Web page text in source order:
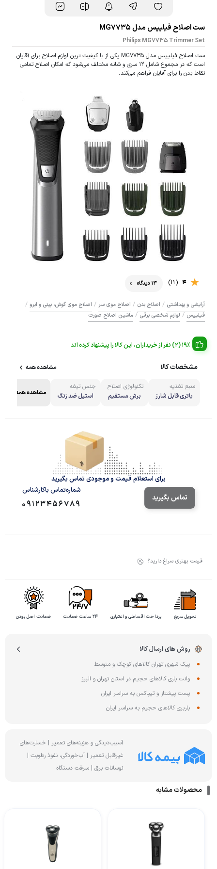
ست اصلاح فیلیپس مدل MG7735
Philips MG7735 Trimmer Set
ست اصلاح فیلیپس مدل MG7735 یکی از با کیفیت ترین لوازم اصلاح برای آقایان
است که در مجموع شامل 12 سری و شانه مختلف می‌شود که امکان اصلاح تمامی
نقاط بدن را برای آقایان فراهم می‌کند.
4
(11) 13 دیدگاه
آرایشی و بهداشتی / اصلاح بدن / اصلاح موی سر / اصلاح موی گوش، بینی و ابرو /
فیلیپس / لوازم شخصی برقی / ماشین اصلاح صورت
19% (2) نفر از خریداران، این کالا را پیشنهاد کرده اند
مشخصات کالا مشاهده همه
منبع تغذیه
باتری قابل شارژ
تکنولوژی اصلاح
برش مستقیم
جنس تیغه
استیل ضد زنگ
مشاهده همه
برای استعلام قیمت و موجودی تماس بگیرید
تماس بگیرید
شماره‌تماس‌ با‌کارشناس
09123456789
قیمت بهتری سراغ دارید؟
تحویل سریع پرداخت اقساطی و اعتباری ۲۴ ساعت ضمانت ضمانت اصل بودن
روش های ارسال کالا
پیک شهری تهران کالاهای کوچک و متوسط
وانت باری کالاهای حجیم در استان تهران و البرز
پست پیشتاز و تیپاکس به سراسر ایران
باربری کالاهای حجیم به سراسر ایران
آسیب‌دیدگی و هزینه‌های تعمیر | خسارت‌های
غیرقابل تعمیر | آب‌خوردگی، نفوذ رطوبت |
نوسانات برق | سرقت دستگاه
محصولات مشابه